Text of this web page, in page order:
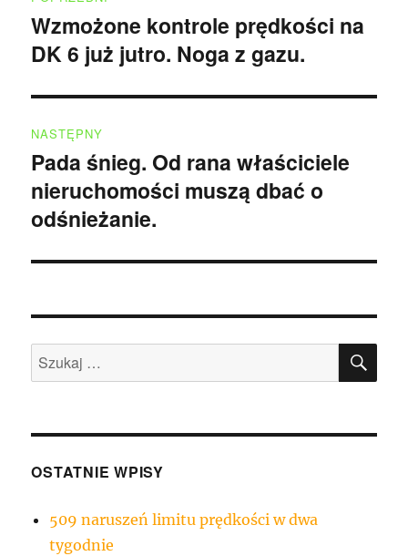
wpisu
Poprzedni
wpis:
Wzmożone kontrole prędkości na
DK 6 już jutro. Noga z gazu.
NASTĘPNY
Następny
wpis:
Pada śnieg. Od rana właściciele
nieruchomości muszą dbać o
odśnieżanie.
Szukaj:
OSTATNIE WPISY
509 naruszeń limitu prędkości w dwa
tygodnie